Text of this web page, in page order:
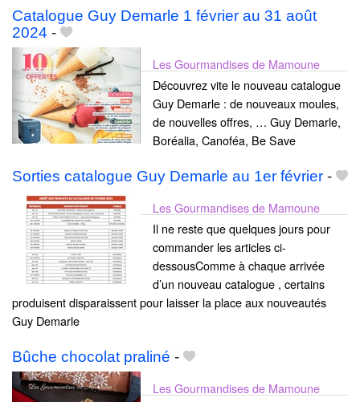
Catalogue Guy Demarle 1 février au 31 août
2024 -
Les Gourmandises de Mamoune
Découvrez vite le nouveau catalogue
Guy Demarle : de nouveaux moules,
de nouvelles offres, … Guy Demarle,
Boréalia, Canoféa, Be Save
Sorties catalogue Guy Demarle au 1er février -
Les Gourmandises de Mamoune
Il ne reste que quelques jours pour
commander les articles ci-
dessousComme à chaque arrivée
d’un nouveau catalogue , certains
produisent disparaissent pour laisser la place aux nouveautés
Guy Demarle
Bûche chocolat praliné -
Les Gourmandises de Mamoune